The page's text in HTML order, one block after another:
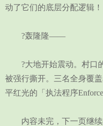
动了它们的底层分配逻辑！
?轰隆隆——
?大地开始震动。村口的
被强行撕开。三名全身覆
平红光的「执法程序
内容未完，下一页继续